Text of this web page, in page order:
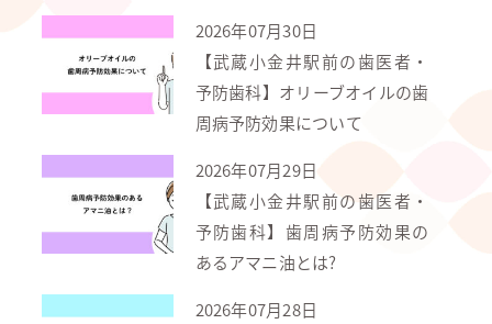
2026年07月30日
【武蔵小金井駅前の歯医者・
予防歯科】オリーブオイルの歯
周病予防効果について
2026年07月29日
【武蔵小金井駅前の歯医者・
予防歯科】歯周病予防効果の
あるアマニ油とは?
2026年07月28日